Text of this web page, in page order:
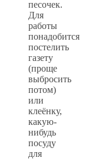
песочек.
Для
работы
понадобится
постелить
газету
(проще
выбросить
потом)
или
клеёнку,
какую-
нибудь
посуду
для